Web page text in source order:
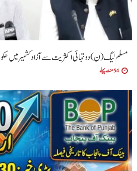
مسلم لیگ (ن) دو تہائی اکثریت سے آزاد کشمیر میں
54 منٹ پہلے